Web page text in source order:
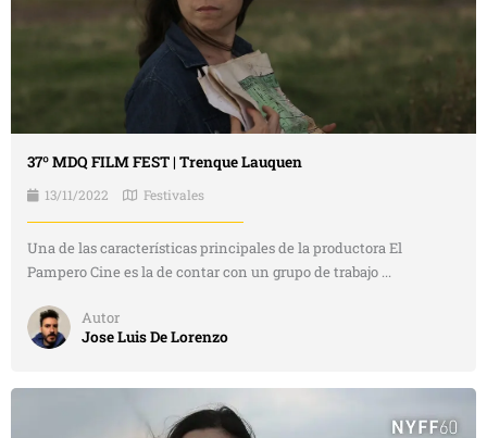
37º MDQ FILM FEST | Trenque Lauquen
13/11/2022 Festivales
Una de las características principales de la productora El
Pampero Cine es la de contar con un grupo de trabajo ...
Autor
Jose Luis De Lorenzo